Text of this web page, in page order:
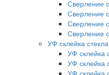
Сверление
Сверление
Сверление
Сверление
УФ склейка стекла
УФ склейка
УФ склейка